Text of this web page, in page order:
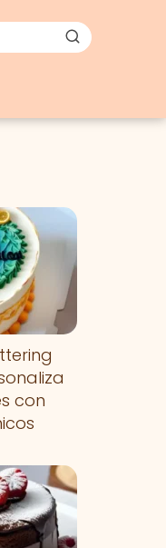
con